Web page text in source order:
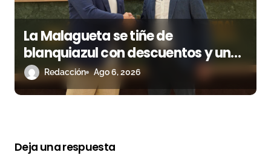
La Malagueta se tiñe de
blanquiazul con descuentos y una
corrida homenaje al Málaga CF
Redacción Ago 6, 2026
Deja una respuesta